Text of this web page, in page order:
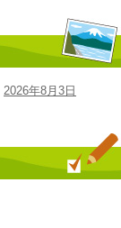
2026年8月3日